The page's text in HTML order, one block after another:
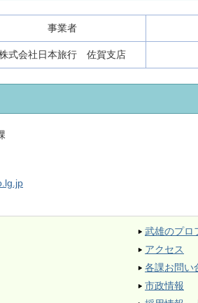
事業者
式会社日本旅行 佐賀支店
武雄のプロ
アクセス
各課お問い
市政情報